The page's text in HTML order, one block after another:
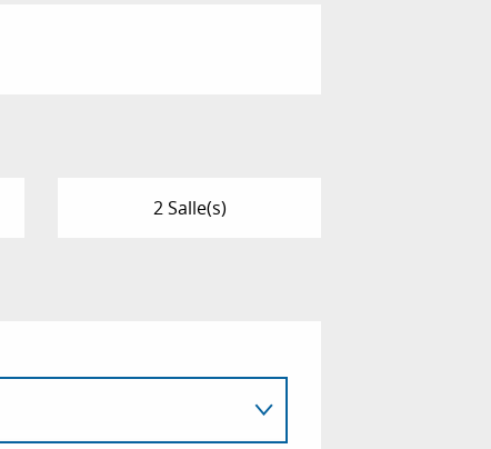
2 Salle(s)